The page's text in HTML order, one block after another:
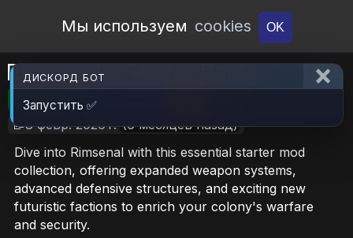
Open Workshop
Мы используем cookies OK
Rimsenal - Starter Pack
🎮RimWorld 📦170.6 KB
📝8 февр. 2026 г. (6 месяцев назад)
Dive into Rimsenal with this essential starter mod
collection, offering expanded weapon systems,
advanced defensive structures, and exciting new
futuristic factions to enrich your colony's warfare
and security.
ДИСКОРД БОТ
Запустить ✅